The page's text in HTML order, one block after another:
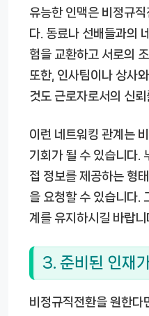
유능한 인맥은 비정규
다. 동료나 선배들과의
험을 교환하고 서로의
또한, 인사팀이나 상사
것도 근로자로서의 신
이런 네트워킹 관계는
기회가 될 수 있습니다.
접 정보를 제공하는 형
을 요청할 수 있습니다.
계를 유지하시길 바랍니
3. 준비된 인재
비정규직전환을 원한다